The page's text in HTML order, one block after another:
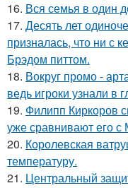
16. Вся семья в один
17. Десять лет
призналась, что ни с
Брэдом питтом.
18. Вокруг промо -
ведь игроки узнали в
19. Филипп Киркоров
уже сравнивают его
20. Королевская
температуру.
21. Центральный